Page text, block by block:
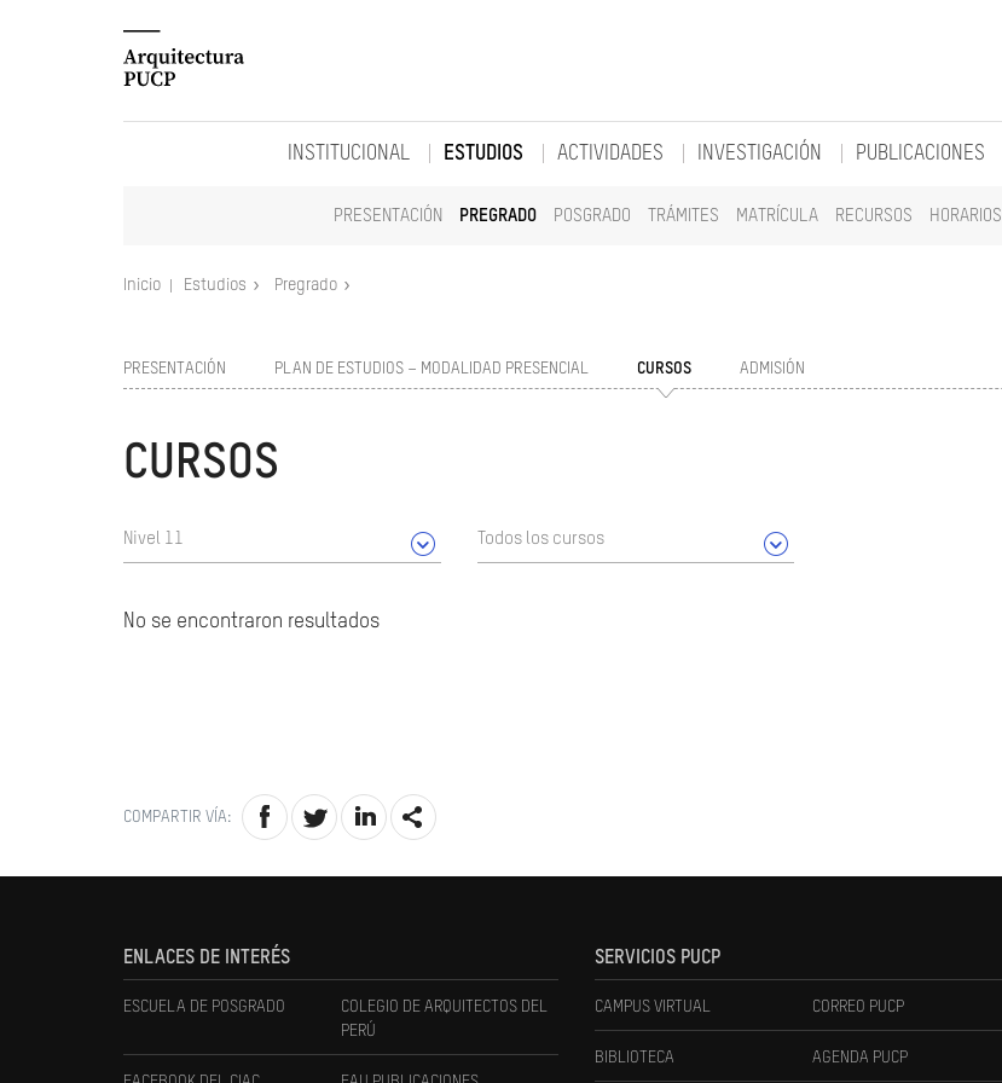
INSTITUCIONAL ESTUDIOS
PRESENTACIÓN PREGRADO POSGRADO TRÁMITES MATRÍCULA RECURSOS HORARIOS
ACTIVIDADES INVESTIGACIÓN PUBLICACIONES
Inicio Estudios Pregrado
PRESENTACIÓN PLAN DE ESTUDIOS – MODALIDAD PRESENCIAL CURSOS ADMISIÓN
CURSOS
Nivel 11 Todos los cursos
No se encontraron resultados
COMPARTIR VÍA:
ENLACES DE INTERÉS
ESCUELA DE POSGRADO
COLEGIO DE ARQUITECTOS DEL
PERÚ
SERVICIOS PUCP
CAMPUS VIRTUAL CORREO PUCP
BIBLIOTECA AGENDA PUCP